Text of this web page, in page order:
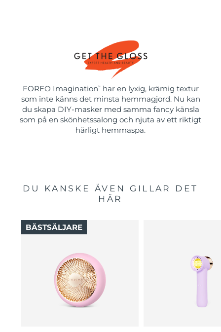
FOREO Imagination ™
har en lyxig, krämig textur
som inte känns det minsta hemmagjord. Nu kan
du skapa DIY-masker med samma fancy känsla
som på en skönhetssalong och njuta av ett riktigt
härligt hemmaspa.
DU KANSKE ÄVEN GILLAR DET
HÄR
BÄSTSÄLJARE